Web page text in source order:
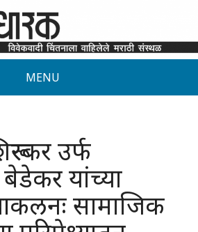
MENU
उर्फ
यांच्या
सामाजिक